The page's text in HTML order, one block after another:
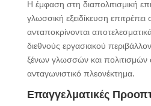
Η έμφαση στη διαπολιτισμική
γλωσσική εξειδίκευση
ανταποκρίνονται
διεθνούς εργασιακού
ξένων γλωσσών και πολιτισμών
ανταγωνιστικό πλεονέκτημα.
Επαγγελματικές